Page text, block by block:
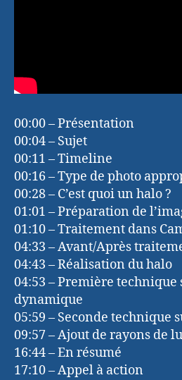
00:00 – Présentation
00:04 – Sujet
00:11 – Timeline
00:16 – Type de photo
00:28 – C’est quoi un halo ?
01:01 – Préparation de
01:10 – Traitement dans
04:33 – Avant/Après
04:43 – Réalisation du halo
04:53 – Première technique
dynamique
05:59 – Seconde technique
09:57 – Ajout de rayons de
16:44 – En résumé
17:10 – Appel à action